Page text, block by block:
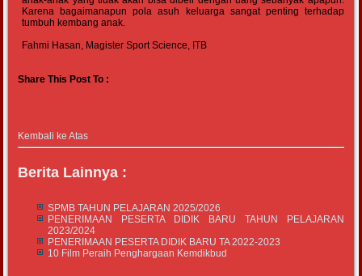
Karena bagaimanapun pola asuh keluarga sangat penting terhadap
tumbuh kembang anak.
Fahmi Hasan, Magister Sport Science, ITB
Share This Post To :
Kembali ke Atas
Berita Lainnya :
SPMB TAHUN PELAJARAN 2025/2026
PENERIMAAN PESERTA DIDIK BARU TAHUN PELAJARAN
2023/2024
PENERIMAAN PESERTA DIDIK BARU TA 2022-2023
10 Film Peraih Penghargaan Kemdikbud